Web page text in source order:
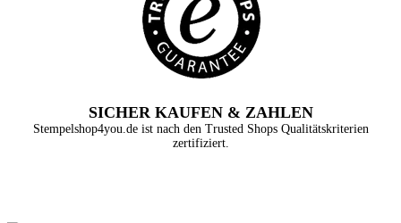
SICHER KAUFEN & ZAHLEN
Stempelshop4you.de ist nach den Trusted Shops Qualitätskriterien
zertifiziert.